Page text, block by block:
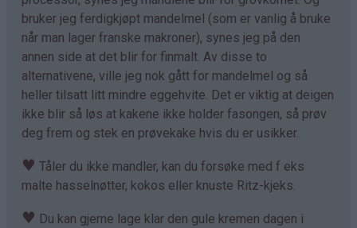
bruker jeg ferdigkjøpt mandelmel (som er vanlig å bruke
når man lager franske makroner), synes jeg på den
annen side at det blir for finmalt. Av disse to
alternativene, ville jeg nok gått for mandelmel og så
heller tilsatt litt mindre eggehvite. Det er viktig at deigen
ikke blir så løs at kakene ikke holder fasongen, så prøv
deg frem og stek en prøvekake hvis du er usikker.
♥ Tåler du ikke mandler, kan du forsøke med f eks
malte hasselnøtter, kokos eller knuste Ritz-kjeks.
♥ Du kan gjerne lage klar den gule kremen dagen i